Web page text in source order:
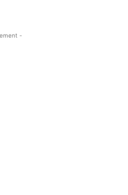
-